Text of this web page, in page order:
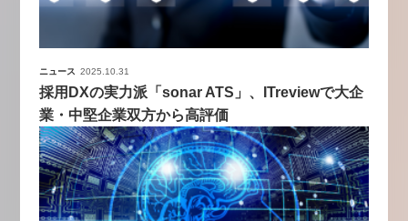
ニュース 2025.10.31
採用DXの実力派「sonar ATS」、ITreviewで大企
業・中堅企業双方から高評価